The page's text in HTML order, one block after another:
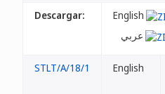
Descargar: English
STLT/A/18/1 English